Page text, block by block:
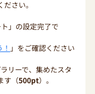
さい。
」の設定完了で
」をご確認ください
リーで、集めたスタ
す（500pt）。